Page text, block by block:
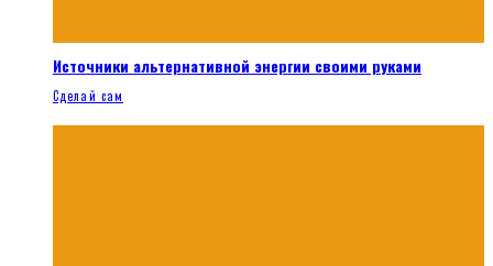
Источники альтернативной энергии своими руками
Сделай сам